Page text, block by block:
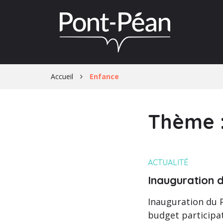
Accueil Enfance
ACTUALITÉ
Inauguration
Inauguration du
budget